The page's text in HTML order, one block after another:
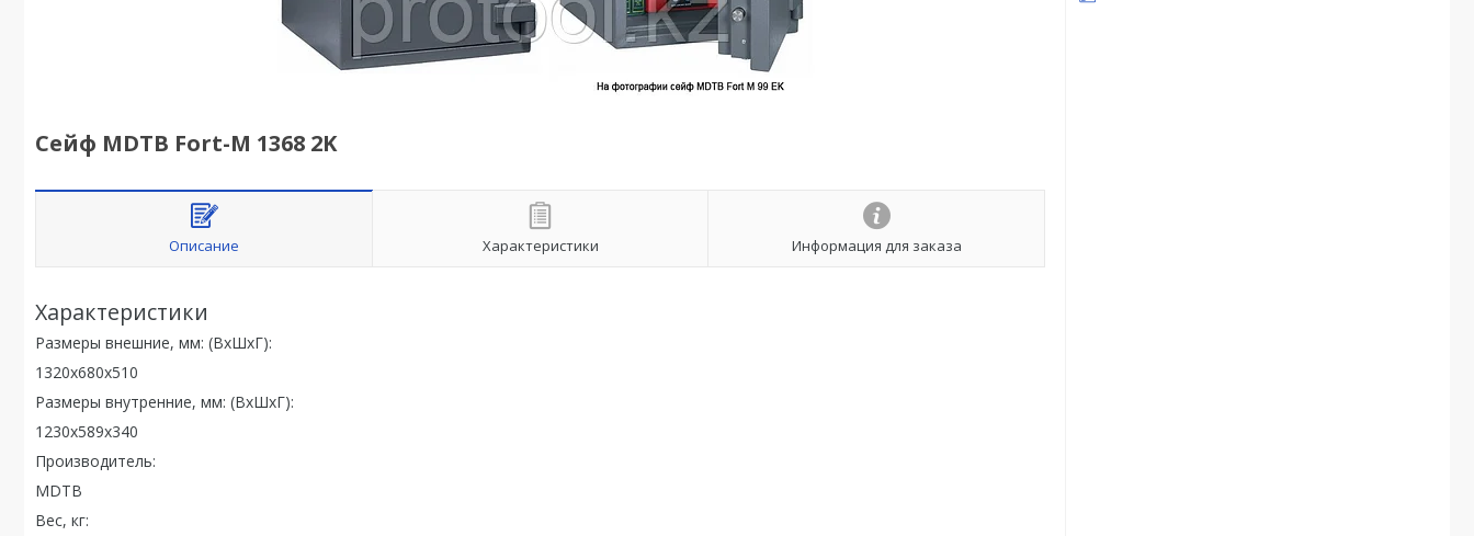
Сейф MDTB Fort-M 1368 2K
Описание Характеристики Информация для заказа
Характеристики
Размеры внешние, мм: (ВxШxГ):
1320x680x510
Размеры внутренние, мм: (ВxШxГ):
1230x589x340
Производитель:
MDTB
Вес, кг: